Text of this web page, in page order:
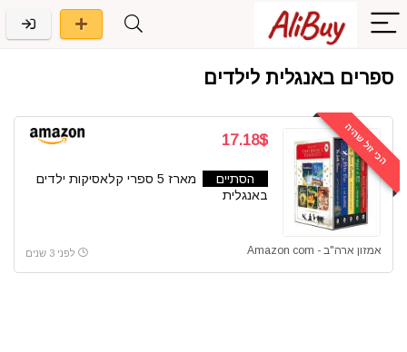
ספרים באנגלית לילדים
הכי זול שהיה 17.18$
הסתיים
מארז 5 ספרי קלאסיקות ילדים
באנגלית
אמזון ארה"ב - Amazon com לפני 3 שנים